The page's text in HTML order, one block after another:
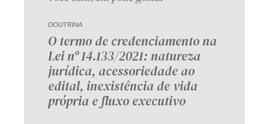
DOUTRINA
O termo de credenciamento na
Lei nº 14.133/2021: natureza
jurídica, acessoriedade ao
edital, inexistência de vida
própria e fluxo executivo